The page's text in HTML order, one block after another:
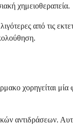
χημειοθεραπεία.
από τις
χορηγείται μία